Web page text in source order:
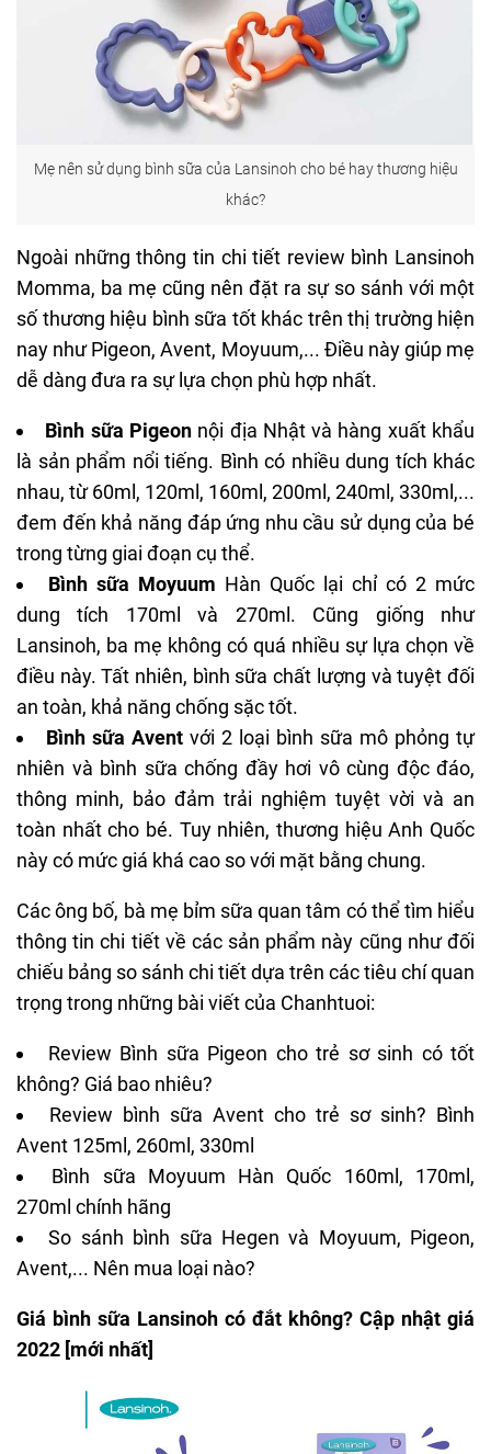
Mẹ nên sử dụng bình sữa của Lansinoh cho bé hay thương hiệu
khác?
Ngoài những thông tin chi tiết review bình Lansinoh
Momma, ba mẹ cũng nên đặt ra sự so sánh với một
số thương hiệu bình sữa tốt khác trên thị trường hiện
nay nhưPigeon, Avent, Moyuum,... Điều này giúp mẹ
dễ dàng đưa ra sự lựa chọn phù hợp nhất.
Bình sữa Pigeon nội địa Nhật và hàng xuất khẩu
là sản phẩm nổi tiếng. Bình có nhiều dung tích khác
nhau, từ 60ml, 120ml, 160ml, 200ml, 240ml, 330ml,...
đem đến khả năng đáp ứng nhu cầu sử dụng của bé
trong từng giai đoạn cụ thể.
Bình sữa Moyuum Hàn Quốc lại chỉ có 2 mức
dung tích 170ml và 270ml. Cũng giống như
Lansinoh, ba mẹ không có quá nhiều sự lựa chọn về
điều này. Tất nhiên, bình sữa chất lượng và tuyệt đối
an toàn, khả năng chống sặc tốt.
Bình sữa Avent với 2 loại bình sữa mô phỏng tự
nhiên và bình sữa chống đầy hơi vô cùng độc đáo,
thông minh, bảo đảm trải nghiệm tuyệt vời và an
toàn nhất cho bé. Tuy nhiên, thương hiệu Anh Quốc
này có mức giá khá cao so với mặt bằng chung.
Các ông bố, bà mẹ bỉm sữa quan tâm có thể tìm hiểu
thông tin chi tiết về các sản phẩm này cũng như đối
chiếu bảng so sánh chi tiết dựa trên các tiêu chí quan
trọng trong những bài viết của Chanhtuoi:
Review Bình sữa Pigeon cho trẻ sơ sinh có tốt
không? Giá bao nhiêu?
Review bình sữa Avent cho trẻ sơ sinh? Bình
Avent 125ml, 260ml, 330ml
Bình sữa Moyuum Hàn Quốc 160ml, 170ml,
270ml chính hãng
So sánh bình sữa Hegen và Moyuum, Pigeon,
Avent,... Nên mua loại nào?
Giá bình sữa Lansinoh có đắt không? Cập nhật giá
2022 [mới nhất]